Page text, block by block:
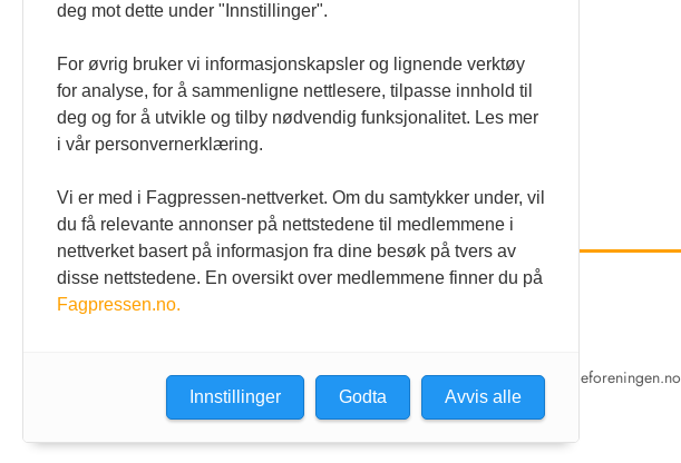
Christiania Torv 5, 0158 Oslo
Postboks 2073 Vika, 0125 OSLO
E-post:tidende@tannlegeforeningen.no
deg mot dette under "Innstillinger".
For øvrig bruker vi informasjonskapsler og lignende verktøy
for analyse, for å sammenligne nettlesere, tilpasse innhold til
deg og for å utvikle og tilby nødvendig funksjonalitet. Les mer
i vår personvernerklæring.
Vi er med i Fagpressen-nettverket. Om du samtykker under, vil
du få relevante annonser på nettstedene til medlemmene i
nettverket basert på informasjon fra dine besøk på tvers av
disse nettstedene. En oversikt over medlemmene finner du på
Fagpressen.no.
Avvis alle
Godta
Innstillinger